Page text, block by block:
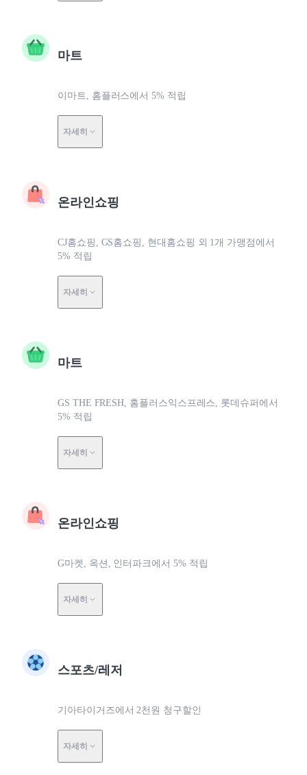
마트
이마트, 홈플러스에서 5% 적립
자세히
온라인쇼핑
CJ홈쇼핑, GS홈쇼핑, 현대홈쇼핑 외 1개 가맹점에서
5% 적립
자세히
마트
GS THE FRESH, 홈플러스익스프레스, 롯데슈퍼에서
5% 적립
자세히
온라인쇼핑
G마켓, 옥션, 인터파크에서 5% 적립
자세히
스포츠/레저
기아타이거즈에서 2천원 청구할인
자세히